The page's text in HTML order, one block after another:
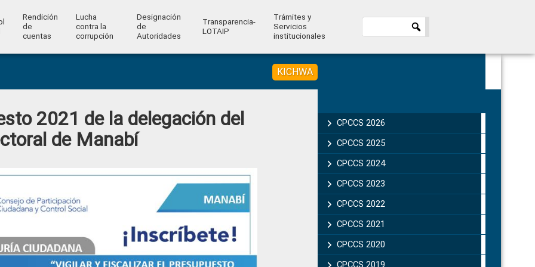
Rendición
de
cuentas
Lucha
contra la
corrupción
Designación
de
Autoridades
Transparencia-
LOTAIP
Trámites y
Servicios
institucionales
KICHWA
2021 de la delegación del
de Manabí
Sidebar
CPCCS 2026
CPCCS 2025
CPCCS 2024
CPCCS 2023
CPCCS 2022
CPCCS 2021
CPCCS 2020
CPCCS 2019 .